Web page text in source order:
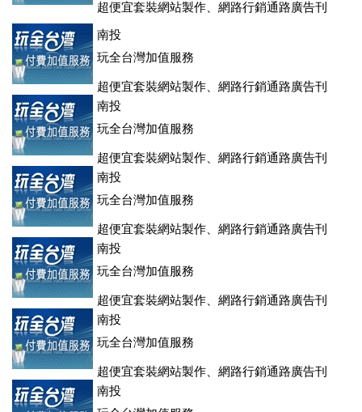
超便宜套裝網站製作、網路行銷通路廣告刊
登、訂房系統、客房委託旅行社銷售，全面優惠中....
南投
玩全台灣加值服務
超便宜套裝網站製作、網路行銷通路廣告刊
登、訂房系統、客房委託旅行社銷售，全面優惠中....
南投
玩全台灣加值服務
超便宜套裝網站製作、網路行銷通路廣告刊
登、訂房系統、客房委託旅行社銷售，全面優惠中....
南投
玩全台灣加值服務
超便宜套裝網站製作、網路行銷通路廣告刊
登、訂房系統、客房委託旅行社銷售，全面優惠中....
南投
玩全台灣加值服務
超便宜套裝網站製作、網路行銷通路廣告刊
登、訂房系統、客房委託旅行社銷售，全面優惠中....
南投
玩全台灣加值服務
超便宜套裝網站製作、網路行銷通路廣告刊
登、訂房系統、客房委託旅行社銷售，全面優惠中....
南投